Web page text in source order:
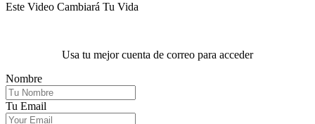
Este Video Cambiará Tu Vida
Usa tu mejor cuenta de correo para acceder
Nombre
Tu Email